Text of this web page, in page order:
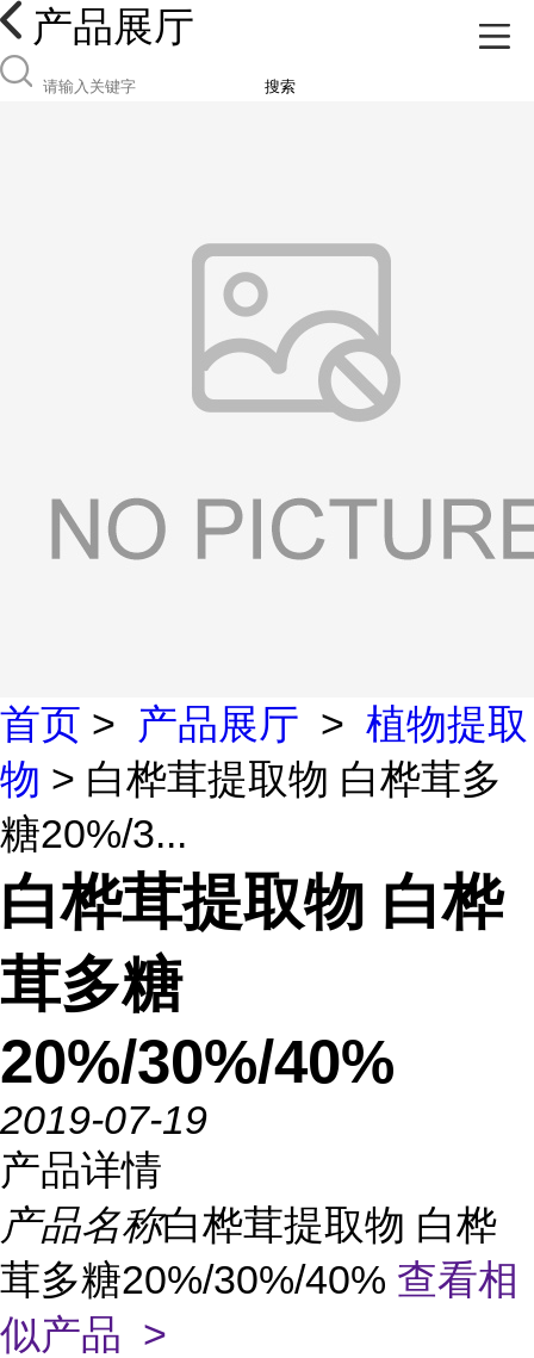
产品展厅
搜索
首页 > 产品展厅 > 植物提取
物 > 白桦茸提取物 白桦茸多
糖20%/3...
白桦茸提取物 白桦
茸多糖
20%/30%/40%
2019-07-19
产品详情
产品名称白桦茸提取物 白桦
茸多糖20%/30%/40% 查看相
似产品 >